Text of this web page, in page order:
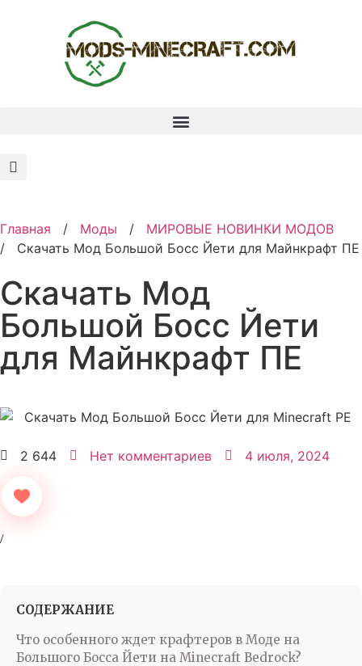
Главная / Моды /
MИРОВЫЕ НОВИНКИ МОДОВ
/
Скачать Мод Большой Босс Йети для Майнкрафт ПЕ
Скачать Мод
Большой Босс Йети
для Майнкрафт ПЕ
2 644 Нет комментариев 4 июля, 2024
СОДЕРЖАНИЕ
Что особенного ждет крафтеров в Моде на
Большого Босса Йети на Minecraft Bedrock?